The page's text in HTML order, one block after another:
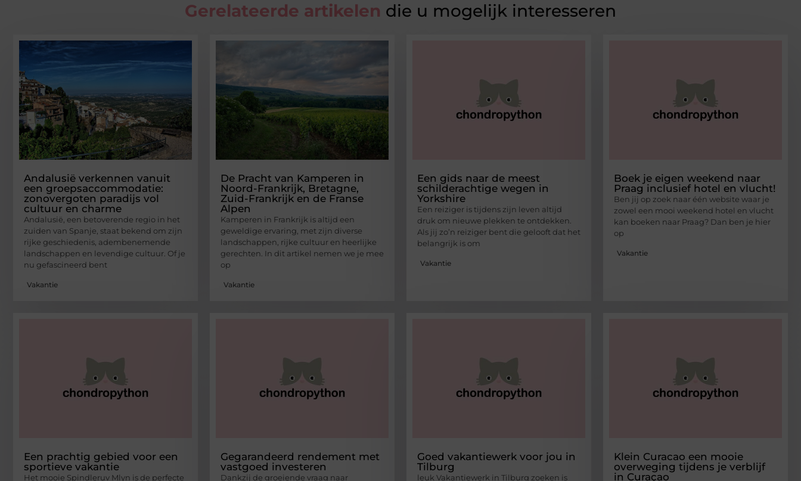
Gerelateerde artikelen die u mogelijk interesseren
Andalusië verkennen vanuit
een groepsaccommodatie:
zonovergoten paradijs vol
cultuur en charme
Andalusië, een betoverende regio in het
zuiden van Spanje, staat bekend om zijn
rijke geschiedenis, adembenemende
landschappen en levendige cultuur. Of je
nu gefascineerd bent
Vakantie
De Pracht van Kamperen in
Noord-Frankrijk, Bretagne,
Zuid-Frankrijk en de Franse
Alpen
Kamperen in Frankrijk is altijd een
geweldige ervaring, met zijn diverse
landschappen, rijke cultuur en heerlijke
gerechten. In dit artikel nemen we je mee
op
Vakantie
Een gids naar de meest
schilderachtige wegen in
Yorkshire
Een reiziger is tijdens zijn leven altijd
druk om nieuwe plekken te ontdekken.
Als jij zo’n reiziger bent die gelooft dat het
belangrijk is om
Vakantie
Boek je eigen weekend naar
Praag inclusief hotel en vlucht!
Ben jij op zoek naar één website waar je
zowel een mooi weekend hotel en vlucht
kan boeken naar Praag? Dan ben je hier
op
Vakantie
Een prachtig gebied voor een
sportieve vakantie
Het mooie Spindleruv Mlyn is de perfecte
Gegarandeerd rendement met
vastgoed investeren
Dankzij de groeiende vraag naar
Goed vakantiewerk voor jou in
Tilburg
leuk Vakantiewerk in Tilburg zoeken is
Klein Curacao een mooie
overweging tijdens je verblijf
in Curaçao